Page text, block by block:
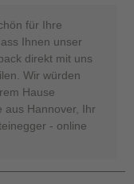
für Ihre
Ihnen unser
direkt mit uns
Wir würden
Hause
aus Hannover, Ihr
- online